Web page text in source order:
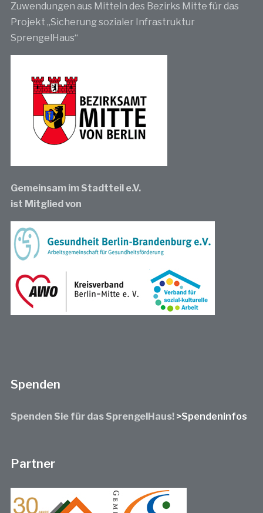
Zuwendungen aus Mitteln des Bezirks Mitte für das
Projekt „Sicherung sozialer Infrastruktur
SprengelHaus“
Gemeinsam im Stadtteil e.V.
ist Mitglied von
Spenden
Spenden Sie für das SprengelHaus! >Spendeninfos
Partner